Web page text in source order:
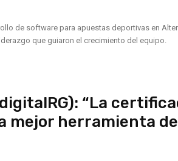
de software para apuestas deportivas en
que guiaron el crecimiento del equipo.
“La
mejor herramienta